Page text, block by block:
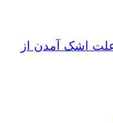
اشک آمدن از